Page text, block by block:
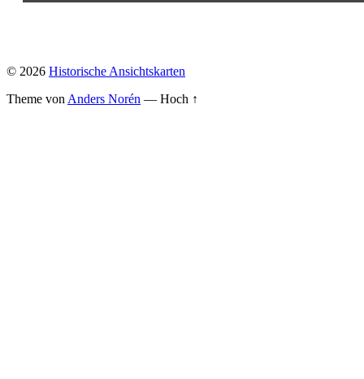
© 2026 Historische Ansichtskarten
Theme von Anders Norén — Hoch ↑